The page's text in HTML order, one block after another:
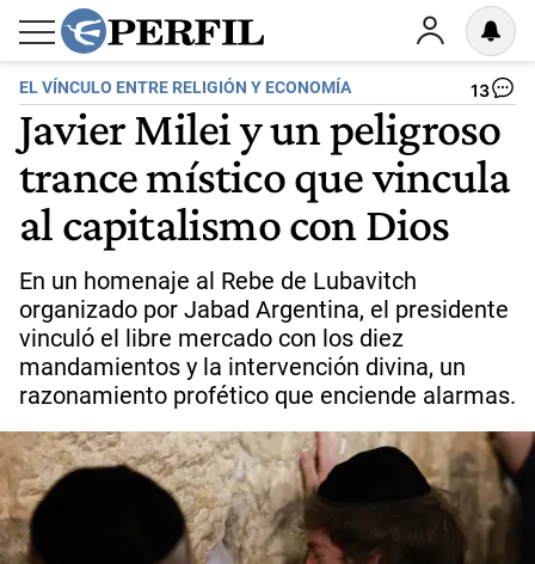
EL VÍNCULO ENTRE RELIGIÓN Y ECONOMÍA 13
Javier Milei y un peligroso
trance místico que vincula
al capitalismo con Dios
En un homenaje al Rebe de Lubavitch
organizado por Jabad Argentina, el presidente
vinculó el libre mercado con los diez
mandamientos y la intervención divina, un
razonamiento profético que enciende alarmas.